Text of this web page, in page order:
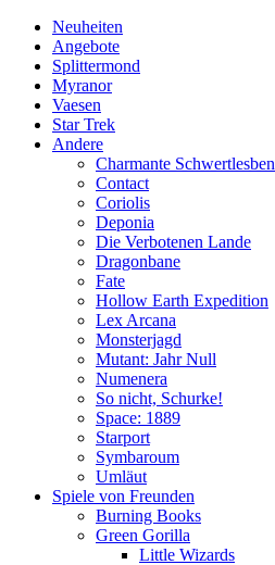
Neuheiten
Angebote
Splittermond
Myranor
Vaesen
Star Trek
Andere
Charmante Schwertlesben
Contact
Coriolis
Deponia
Die Verbotenen Lande
Dragonbane
Fate
Hollow Earth Expedition
Lex Arcana
Monsterjagd
Mutant: Jahr Null
Numenera
So nicht, Schurke!
Space: 1889
Starport
Symbaroum
Umläut
Spiele von Freunden
Burning Books
Green Gorilla
Little Wizards